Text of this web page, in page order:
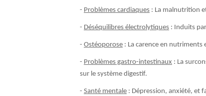
- Problèmes cardiaques : La malnutrition
- Déséquilibres électrolytiques : Induits
- Ostéoporose : La carence en nutriments
- Problèmes gastro-intestinaux : La
sur le système digestif.
- Santé mentale : Dépression, anxiété, et